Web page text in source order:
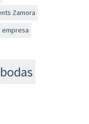
Zamora